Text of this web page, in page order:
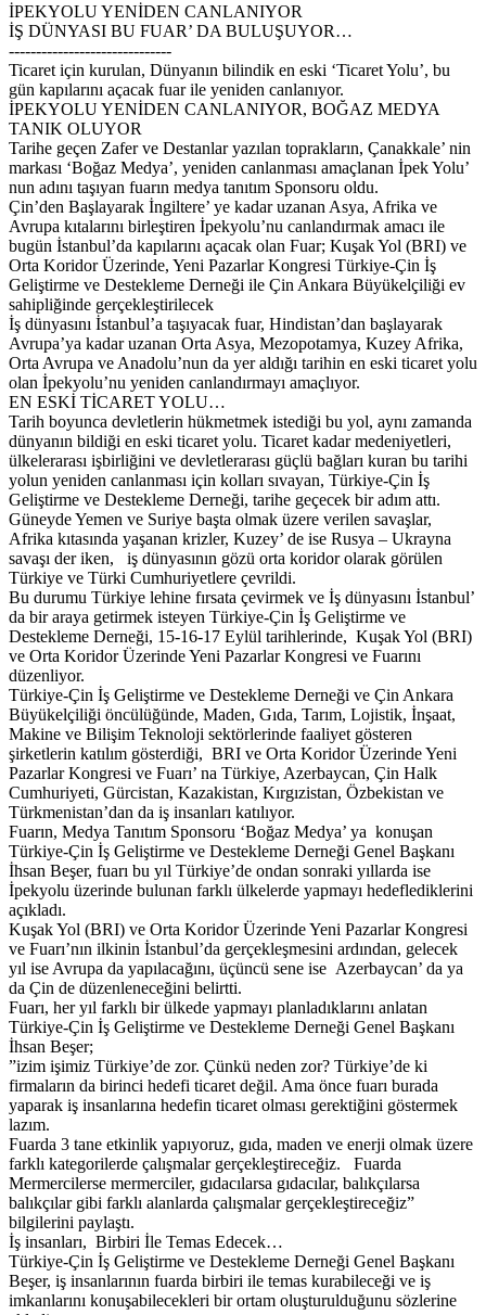
İPEKYOLU YENİDEN CANLANIYOR
İŞ DÜNYASI BU FUAR’ DA BULUŞUYOR…
------------------------------
Ticaret için kurulan, Dünyanın bilindik en eski ‘Ticaret Yolu’, bu
gün kapılarını açacak fuar ile yeniden canlanıyor.
İPEKYOLU YENİDEN CANLANIYOR, BOĞAZ MEDYA
TANIK OLUYOR
Tarihe geçen Zafer ve Destanlar yazılan toprakların, Çanakkale’ nin
markası ‘Boğaz Medya’, yeniden canlanması amaçlanan İpek Yolu’
nun adını taşıyan fuarın medya tanıtım Sponsoru oldu.
Çin’den Başlayarak İngiltere’ ye kadar uzanan Asya, Afrika ve
Avrupa kıtalarını birleştiren İpekyolu’nu canlandırmak amacı ile
bugün İstanbul’da kapılarını açacak olan Fuar; Kuşak Yol (BRI) ve
Orta Koridor Üzerinde, Yeni Pazarlar Kongresi Türkiye-Çin İş
Geliştirme ve Destekleme Derneği ile Çin Ankara Büyükelçiliği ev
sahipliğinde gerçekleştirilecek
İş dünyasını İstanbul’a taşıyacak fuar, Hindistan’dan başlayarak
Avrupa’ya kadar uzanan Orta Asya, Mezopotamya, Kuzey Afrika,
Orta Avrupa ve Anadolu’nun da yer aldığı tarihin en eski ticaret yolu
olan İpekyolu’nu yeniden canlandırmayı amaçlıyor.
EN ESKİ TİCARET YOLU…
Tarih boyunca devletlerin hükmetmek istediği bu yol, aynı zamanda
dünyanın bildiği en eski ticaret yolu. Ticaret kadar medeniyetleri,
ülkelerarası işbirliğini ve devletlerarası güçlü bağları kuran bu tarihi
yolun yeniden canlanması için kolları sıvayan, Türkiye-Çin İş
Geliştirme ve Destekleme Derneği, tarihe geçecek bir adım attı.
Güneyde Yemen ve Suriye başta olmak üzere verilen savaşlar,
Afrika kıtasında yaşanan krizler, Kuzey’ de ise Rusya – Ukrayna
savaşı der iken, iş dünyasının gözü orta koridor olarak görülen
Türkiye ve Türki Cumhuriyetlere çevrildi.
Bu durumu Türkiye lehine fırsata çevirmek ve İş dünyasını İstanbul’
da bir araya getirmek isteyen Türkiye-Çin İş Geliştirme ve
Destekleme Derneği, 15-16-17 Eylül tarihlerinde, Kuşak Yol (BRI)
ve Orta Koridor Üzerinde Yeni Pazarlar Kongresi ve Fuarını
düzenliyor.
Türkiye-Çin İş Geliştirme ve Destekleme Derneği ve Çin Ankara
Büyükelçiliği öncülüğünde, Maden, Gıda, Tarım, Lojistik, İnşaat,
Makine ve Bilişim Teknoloji sektörlerinde faaliyet gösteren
şirketlerin katılım gösterdiği, BRI ve Orta Koridor Üzerinde Yeni
Pazarlar Kongresi ve Fuarı’ na Türkiye, Azerbaycan, Çin Halk
Cumhuriyeti, Gürcistan, Kazakistan, Kırgızistan, Özbekistan ve
Türkmenistan’dan da iş insanları katılıyor.
Fuarın, Medya Tanıtım Sponsoru ‘Boğaz Medya’ ya konuşan
Türkiye-Çin İş Geliştirme ve Destekleme Derneği Genel Başkanı
İhsan Beşer, fuarı bu yıl Türkiye’de ondan sonraki yıllarda ise
İpekyolu üzerinde bulunan farklı ülkelerde yapmayı hedeflediklerini
açıkladı.
Kuşak Yol (BRI) ve Orta Koridor Üzerinde Yeni Pazarlar Kongresi
ve Fuarı’nın ilkinin İstanbul’da gerçekleşmesini ardından, gelecek
yıl ise Avrupa da yapılacağını, üçüncü sene ise Azerbaycan’ da ya
da Çin de düzenleneceğini belirtti.
Fuarı, her yıl farklı bir ülkede yapmayı planladıklarını anlatan
Türkiye-Çin İş Geliştirme ve Destekleme Derneği Genel Başkanı
İhsan Beşer;
”izim işimiz Türkiye’de zor. Çünkü neden zor? Türkiye’de ki
firmaların da birinci hedefi ticaret değil. Ama önce fuarı burada
yaparak iş insanlarına hedefin ticaret olması gerektiğini göstermek
lazım.
Fuarda 3 tane etkinlik yapıyoruz, gıda, maden ve enerji olmak üzere
farklı kategorilerde çalışmalar gerçekleştireceğiz. Fuarda
Mermercilerse mermerciler, gıdacılarsa gıdacılar, balıkçılarsa
balıkçılar gibi farklı alanlarda çalışmalar gerçekleştireceğiz”
bilgilerini paylaştı.
İş insanları, Birbiri İle Temas Edecek…
Türkiye-Çin İş Geliştirme ve Destekleme Derneği Genel Başkanı
Beşer, iş insanlarının fuarda birbiri ile temas kurabileceği ve iş
imkanlarını konuşabilecekleri bir ortam oluşturulduğunu sözlerine